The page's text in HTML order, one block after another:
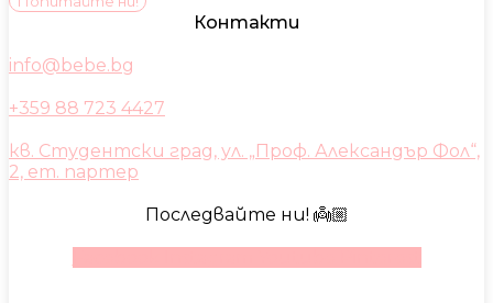
Контакти
info@bebe.bg
+359 88 723 4427
кв. Студентски град, ул. „Проф. Александър Фол“,
2, ет. партер
Последвайте ни! 👼🏼